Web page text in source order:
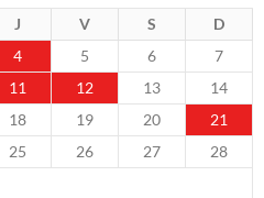
J V S
D
4 5 6
7
11 12 13
14
18 19 20
21
25 26 27
28